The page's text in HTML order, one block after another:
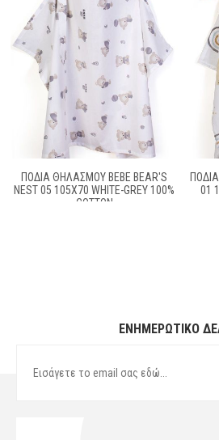
ΠΟΔΙΆ ΘΗΛΑΣΜΟΎ BEBE BEAR'S
NEST 05 105X70 WHITE-GREY 100%
COTTON
01
ΕΝΗΜΕΡΩΤΙΚΌ